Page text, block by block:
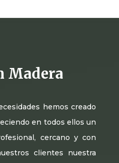
Madera
hemos creado
en todos ellos un
cercano y con
clientes nuestra